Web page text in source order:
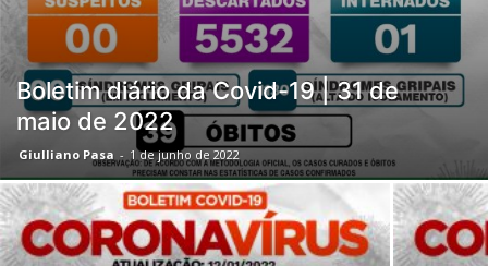
Boletim diário da Covid-19 | 31 de
maio de 2022
Giulliano Pasa - 1 de junho de 2022